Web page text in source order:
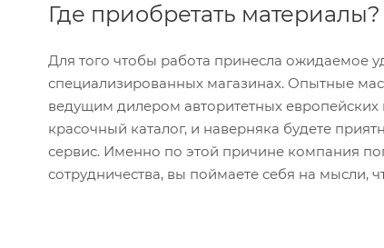
Где приобретать материалы?
Для того чтобы работа принесла ожидаемое
специализированных магазинах. Опытные
ведущим дилером авторитетных
красочный каталог, и наверняка будете
сервис. Именно по этой причине компания
сотрудничества, вы поймаете себя на мысли,